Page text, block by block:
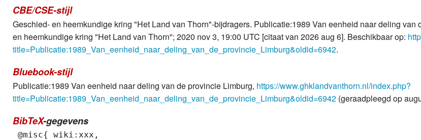
CBE/CSE-stijl
Geschied- en heemkundige kring "Het Land van Thorn"-bijdragers. Publicatie:1989 Van eenheid naar deling van
en heemkundige kring "Het Land van Thorn"; 2020 nov 3, 19:00 UTC [citaat van 2026 aug 6]. Beschikbaar op:
title=Publicatie:1989_Van_eenheid_naar_deling_van_de_provincie_Limburg&oldid=6942.
Bluebook-stijl
Publicatie:1989 Van eenheid naar deling van de provincie Limburg, https://www.ghklandvanthorn.nl/index.php?
title=Publicatie:1989_Van_eenheid_naar_deling_van_de_provincie_Limburg&oldid=6942 (geraadpleegd op
BibTeX-gegevens
@misc{ wiki:xxx,